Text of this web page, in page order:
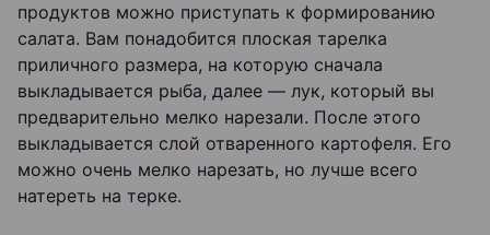
продуктов можно приступать к формированию
салата. Вам понадобится плоская тарелка
приличного размера, на которую сначала
выкладывается рыба, далее — лук, который вы
предварительно мелко нарезали. После этого
выкладывается слой отваренного картофеля. Его
можно очень мелко нарезать, но лучше всего
натереть на терке.